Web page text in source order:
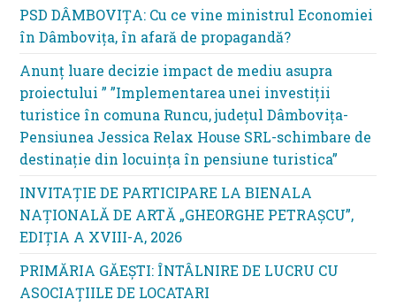
PSD DÂMBOVIȚA: Cu ce vine ministrul Economiei
în Dâmbovița, în afară de propagandă?
Anunț luare decizie impact de mediu asupra
proiectului ” ”Implementarea unei investiții
turistice în comuna Runcu, județul Dâmbovița-
Pensiunea Jessica Relax House SRL-schimbare de
destinație din locuința în pensiune turistica”
INVITAȚIE DE PARTICIPARE LA BIENALA
NAȚIONALĂ DE ARTĂ „GHEORGHE PETRAȘCU”,
EDIŢIA A XVIII-A, 2026
PRIMĂRIA GĂEȘTI: ÎNTÂLNIRE DE LUCRU CU
ASOCIAȚIILE DE LOCATARI